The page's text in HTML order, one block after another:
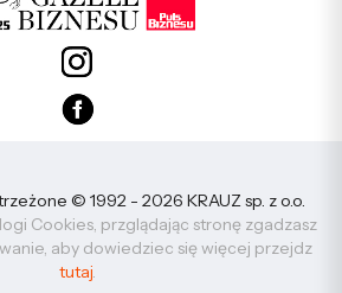
© 1992 - 2026 KRAUZ sp. z o.o.
Cookies, przglądając stronę zgadzasz
aby dowiedziec się więcej przejdz
tutaj.